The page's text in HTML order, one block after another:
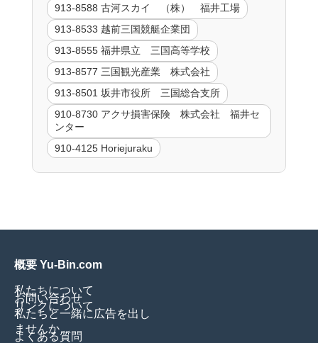
913-8588 古河スカイ （株） 福井工場
913-8533 越前三国競艇企業団
913-8555 福井県立 三国高等学校
913-8577 三国観光産業 株式会社
913-8501 坂井市役所 三国総合支所
910-8730 アクサ損害保険 株式会社 福井セ
ンター
910-4125 Horiejuraku
概要 Yu-Bin.com
私たちについて
お問い合わせ
リンクについて
私たちと一緒に広告を出し
ませんか
よくある質問